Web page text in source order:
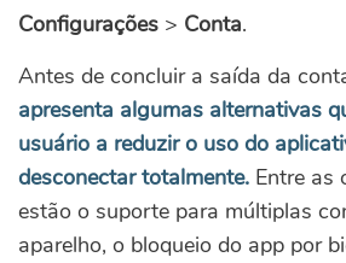
Configurações > Conta.
Antes de concluir a saída da
apresenta algumas alternativas
usuário a reduzir o uso do
desconectar totalmente. Entre as
estão o suporte para múltiplas
aparelho, o bloqueio do app por